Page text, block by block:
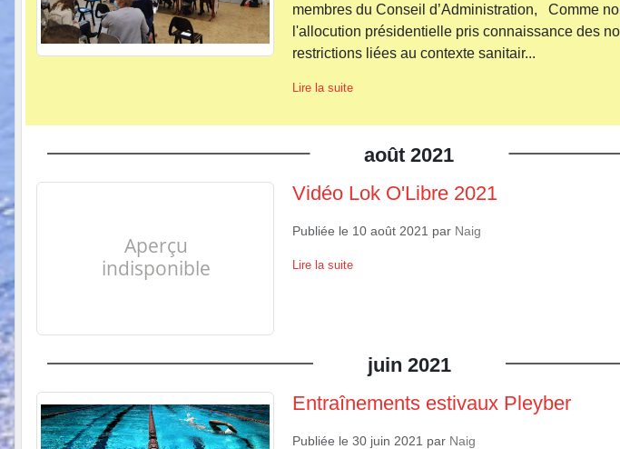
membres du Conseil d’Administration, Comme
l'allocution présidentielle pris connaissance des
restrictions liées au contexte sanitair...
Lire la suite
août 2021
Vidéo Lok O'Libre 2021
Publiée le 10 août 2021 par Naig
Lire la suite
juin 2021
Entraînements estivaux Pleyber
Publiée le 30 juin 2021 par Naig